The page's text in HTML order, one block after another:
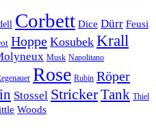
Corbett Dice Dürr Feusi
Hoppe Kosubek Krall
Musk Napolitano
Rose Rubin Röper
Stossel StrickerTank Thiel
Woods